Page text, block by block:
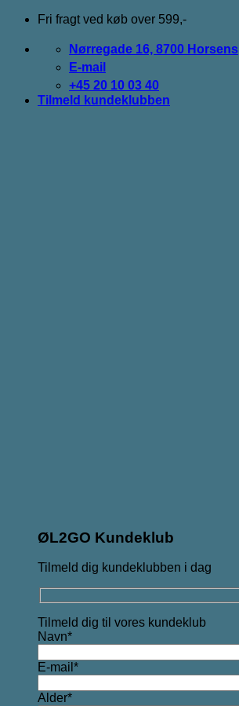
Fortsæt
indhold
Fri fragt ved køb over 599,-
Nørregade 16, 8700 Horsens
E-mail
+45 20 10 03 40
Tilmeld kundeklubben
ØL2GO Kundeklub
Tilmeld dig kundeklubben i dag
Tilmeld dig til vores kundeklub
Navn*
E-mail*
Alder*